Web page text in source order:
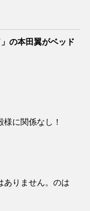
の本田翼がベッド
に関係なし！
ありません。のは